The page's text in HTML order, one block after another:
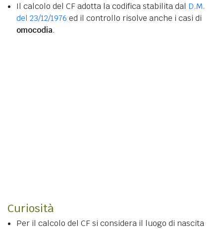
Il calcolo del CF adotta la codifica stabilita dal D.M.
del 23/12/1976 ed il controllo risolve anche i casi di
omocodia.
Curiosità
Per il calcolo del CF si considera il luogo di nascita